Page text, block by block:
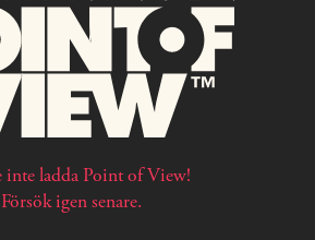
inte ladda Point of View!
Försök igen senare.